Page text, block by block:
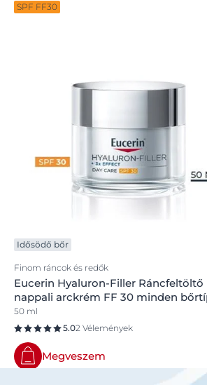
SPF FF30
Idősödő bőr
Finom ráncok és redők
Eucerin Hyaluron-Filler Ráncfeltöltő
nappali arckrém FF 30 minden
50 ml
5.02 Vélemények
Megveszem